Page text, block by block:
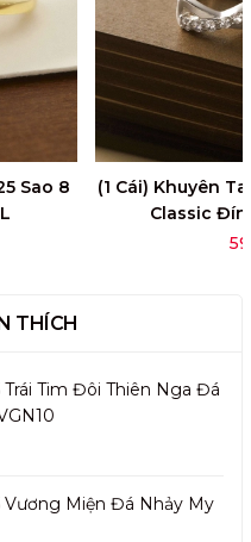
Sao 8
(1 Cái) Khuyên
Classic
THÍCH
Trái Tim Đôi Thiên Nga Đá
Vương Miện Đá Nhảy My